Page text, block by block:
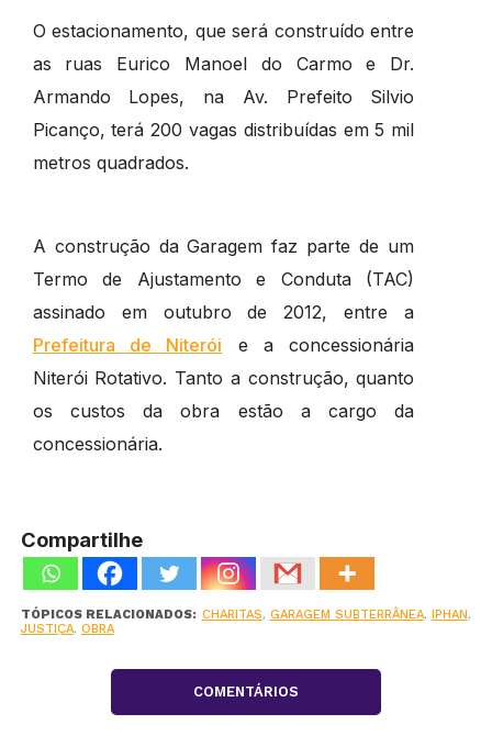
O estacionamento, que será construído entre
as ruas Eurico Manoel do Carmo e Dr.
Armando Lopes, na Av. Prefeito Silvio
Picanço, terá 200 vagas distribuídas em 5 mil
metros quadrados.
A construção da Garagem faz parte de um
Termo de Ajustamento e Conduta (TAC)
assinado em outubro de 2012, entre a
Prefeitura de Niterói e a concessionária
Niterói Rotativo. Tanto a construção, quanto
os custos da obra estão a cargo da
concessionária.
Compartilhe
TÓPICOS RELACIONADOS: CHARITAS, GARAGEM SUBTERRÂNEA, IPHAN,
JUSTIÇA, OBRA
COMENTÁRIOS